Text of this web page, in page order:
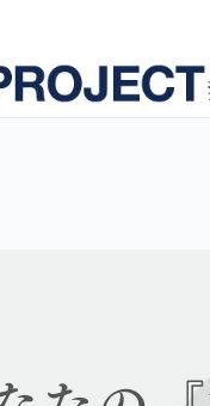
ンストラクター養成